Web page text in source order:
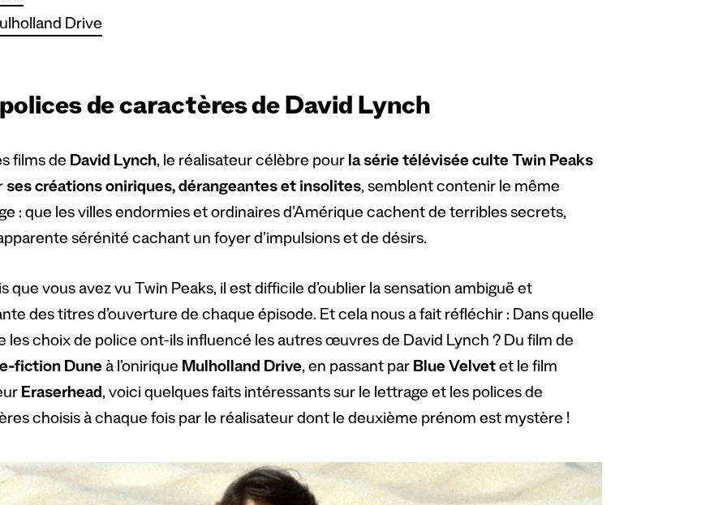
Drive
de caractères de David Lynch
films de David Lynch, le réalisateur célèbre pour la série télévisée culte Twin Peaks
ses créations oniriques, dérangeantes et insolites, semblent contenir le même
: que les villes endormies et ordinaires d’Amérique cachent de terribles secrets,
sérénité cachant un foyer d’impulsions et de désirs.
que vous avez vu Twin Peaks, il est difficile d’oublier la sensation ambiguë et
des titres d’ouverture de chaque épisode. Et cela nous a fait réfléchir : Dans quelle
les choix de police ont-ils influencé les autres œuvres de David Lynch ? Du film de
fiction Dune à l’onirique Mulholland Drive, en passant par Blue Velvetet le film
Eraserhead, voici quelques faits intéressants sur le lettrage et les polices de
choisis à chaque fois par le réalisateur dont le deuxième prénom est mystère !